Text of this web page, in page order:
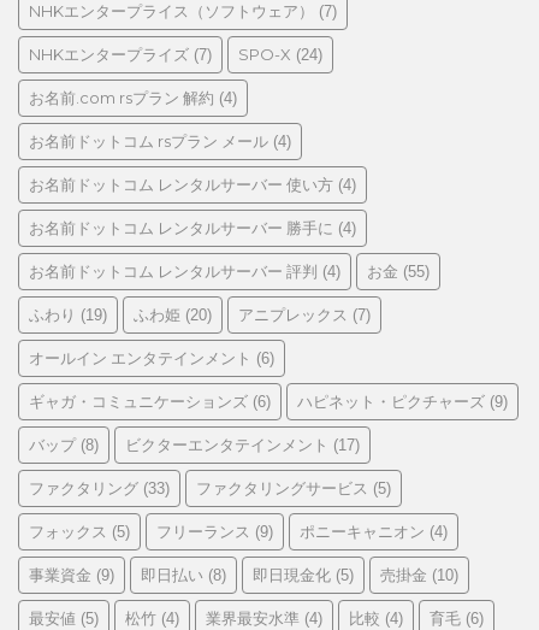
NHKエンタープライス（ソフトウェア） (7)
NHKエンタープライズ (7) SPO-X (24)
お名前.com rsプラン 解約 (4)
お名前ドットコム rsプラン メール (4)
お名前ドットコム レンタルサーバー 使い方 (4)
お名前ドットコム レンタルサーバー 勝手に (4)
お名前ドットコム レンタルサーバー 評判 (4) お金 (55)
ふわり (19) ふわ姫 (20) アニプレックス (7)
オールイン エンタテインメント (6)
ギャガ・コミュニケーションズ (6) ハピネット・ピクチャーズ (9)
バップ(8) ビクターエンタテインメント (17)
ファクタリング (33) ファクタリングサービス (5)
フォックス (5) フリーランス (9) ポニーキャニオン (4)
事業資金 (9) 即日払い (8) 即日現金化 (5) 売掛金 (10)
最安値 (5) 松竹 (4) 業界最安水準 (4) 比較 (4) 育毛 (6)